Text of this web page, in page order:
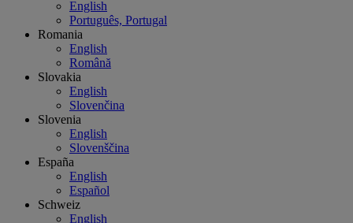
English
Português, Portugal
Romania
English
Română
Slovakia
English
Slovenčina
Slovenia
English
Slovenščina
España
English
Español
Schweiz
English